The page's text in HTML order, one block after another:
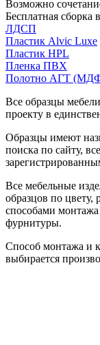
Возможно
Бесплатная сборка
ЛДСП
Пластик Alvic Luxe
Пластик HPL
Пленка ПВХ
Полотно АГТ
Все образцы
проекту в
Образцы имеют
поиска по сайту,
Все мебельные
образцов по цвету,
способами
фурнитуры.
Способ монтажа и
выбирается